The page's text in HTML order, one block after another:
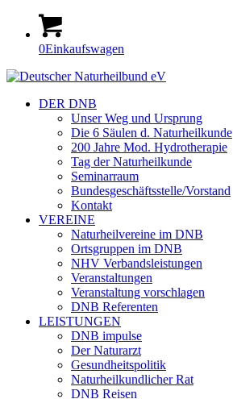
0Einkaufswagen
DER DNB
Unser Weg und Ursprung
Die 6 Säulen d. Naturheilkunde
200 Jahre Mod. Hydrotherapie
Tag der Naturheilkunde
Seminarraum
Bundesgeschäftsstelle/Vorstand
Kontakt
VEREINE
Naturheilvereine im DNB
Ortsgruppen im DNB
NHV Verbandsleistungen
Veranstaltungen
Veranstaltung vorschlagen
DNB Referenten
LEISTUNGEN
DNB impulse
Der Naturarzt
Gesundheitspolitik
Naturheilkundlicher Rat
DNB Reisen